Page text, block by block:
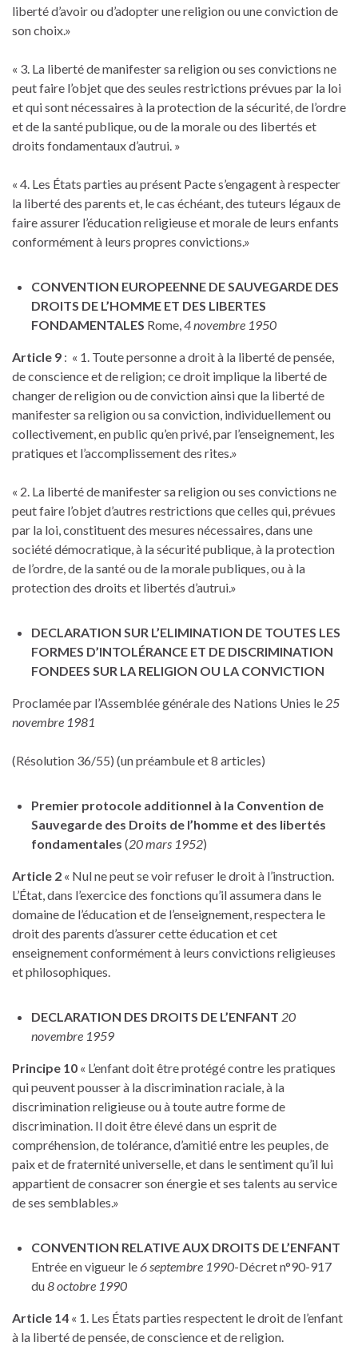
liberté d’avoir ou d’adopter une religion ou une conviction de
son choix.»
« 3. La liberté de manifester sa religion ou ses convictions ne
peut faire l’objet que des seules restrictions prévues par la loi
et qui sont nécessaires à la protection de la sécurité, de l’ordre
et de la santé publique, ou de la morale ou des libertés et
droits fondamentaux d’autrui. »
« 4. Les États parties au présent Pacte s’engagent à respecter
la liberté des parents et, le cas échéant, des tuteurs légaux de
faire assurer l’éducation religieuse et morale de leurs enfants
conformément à leurs propres convictions.»
CONVENTION EUROPEENNE DE SAUVEGARDE DES
DROITS DE L’HOMME ET DES LIBERTES
FONDAMENTALES Rome, 4 novembre 1950
Article 9 : « 1. Toute personne a droit à la liberté de pensée,
de conscience et de religion; ce droit implique la liberté de
changer de religion ou de conviction ainsi que la liberté de
manifester sa religion ou sa conviction, individuellement ou
collectivement, en public qu’en privé, par l’enseignement, les
pratiques et l’accomplissement des rites.»
« 2. La liberté de manifester sa religion ou ses convictions ne
peut faire l’objet d’autres restrictions que celles qui, prévues
par la loi, constituent des mesures nécessaires, dans une
société démocratique, à la sécurité publique, à la protection
de l’ordre, de la santé ou de la morale publiques, ou à la
protection des droits et libertés d’autrui.»
DECLARATION SUR L’ELIMINATION DE TOUTES LES
FORMES D’INTOLÉRANCE ET DE DISCRIMINATION
FONDEES SUR LA RELIGION OU LA CONVICTION
Proclamée par l’Assemblée générale des Nations Unies le 25
novembre 1981
(Résolution 36/55) (un préambule et 8 articles)
Premier protocole additionnel à la Convention de
Sauvegarde des Droits de l’homme et des libertés
fondamentales (20 mars 1952)
Article 2 « Nul ne peut se voir refuser le droit à l’instruction.
L’État, dans l’exercice des fonctions qu’il assumera dans le
domaine de l’éducation et de l’enseignement, respectera le
droit des parents d’assurer cette éducation et cet
enseignement conformément à leurs convictions religieuses
et philosophiques.
DECLARATION DES DROITS DE L’ENFANT 20
novembre 1959
Principe 10 « L’enfant doit être protégé contre les pratiques
qui peuvent pousser à la discrimination raciale, à la
discrimination religieuse ou à toute autre forme de
discrimination. Il doit être élevé dans un esprit de
compréhension, de tolérance, d’amitié entre les peuples, de
paix et de fraternité universelle, et dans le sentiment qu’il lui
appartient de consacrer son énergie et ses talents au service
de ses semblables.»
CONVENTION RELATIVE AUX DROITS DE L’ENFANT
Entrée en vigueur le6 septembre 1990-Décret n°90-917
du8 octobre 1990
Article 14 « 1. Les États parties respectent le droit de l’enfant
à la liberté de pensée, de conscience et de religion.